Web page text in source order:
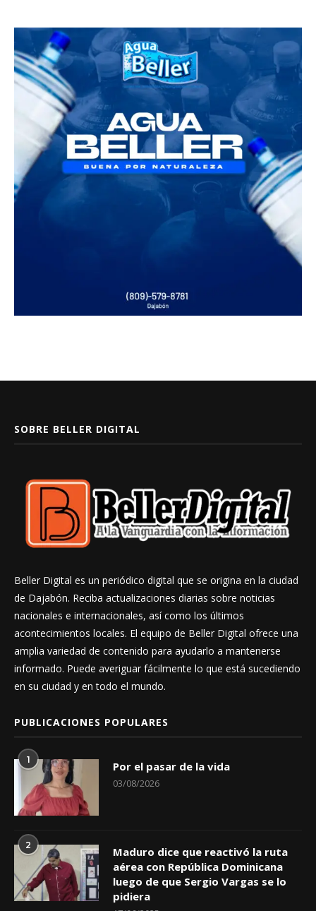
SOBRE BELLER DIGITAL
Beller Digital es un periódico digital que se origina en la ciudad
de Dajabón. Reciba actualizaciones diarias sobre noticias
nacionales e internacionales, así como los últimos
acontecimientos locales. El equipo de Beller Digital ofrece una
amplia variedad de contenido para ayudarlo a mantenerse
informado. Puede averiguar fácilmente lo que está sucediendo
en su ciudad y en todo el mundo.
PUBLICACIONES POPULARES
1 Por el pasar de la vida
03/08/2026
2
Maduro dice que reactivó la ruta
aérea con República Dominicana
luego de que Sergio Vargas se lo
pidiera